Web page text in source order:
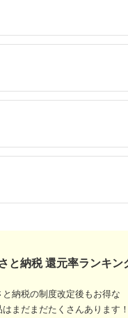
焼 うなぎ白焼
ン酢 付き 鰻
冷凍 お取り寄
と納税 還元率ランキン
と納税の制度改定後もお得な
はまだまだたくさんあります！